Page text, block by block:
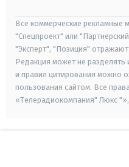
Все коммерческие рекламные
"Спецпроект" или
"Эксперт", "Позиция"
Редакция может не
и правил цитирования можно
пользования сайтом. Все
«Телерадиокомпания" Люкс